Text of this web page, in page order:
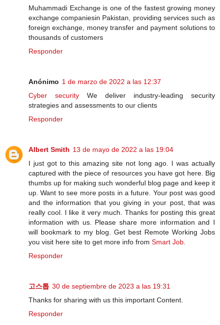
Muhammadi Exchange is one of the fastest growing money
exchange companiesin Pakistan, providing services such as
foreign exchange, money transfer and payment solutions to
thousands of customers
Responder
Anónimo 1 de marzo de 2022 a las 12:37
Cyber security We deliver industry-leading security
strategies and assessments to our clients
Responder
Albert Smith 13 de mayo de 2022 a las 19:04
I just got to this amazing site not long ago. I was actually
captured with the piece of resources you have got here. Big
thumbs up for making such wonderful blog page and keep it
up. Want to see more posts in a future. Your post was good
and the information that you giving in your post, that was
really cool. I like it very much. Thanks for posting this great
information with us. Please share more information and I
will bookmark to my blog. Get best Remote Working Jobs
you visit here site to get more info from Smart Job
Responder
고스톱 30 de septiembre de 2023 a las 19:31
Thanks for sharing with us this important Content.
Responder